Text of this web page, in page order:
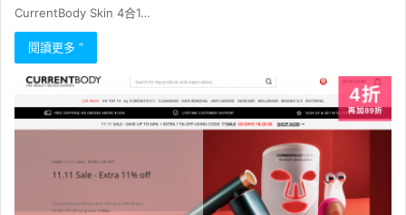
CurrentBody Skin 4合1…
閱讀更多 ”